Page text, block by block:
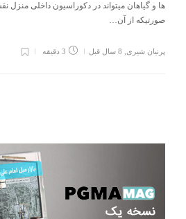
ها و گیاهان میتواند در دکوراسیون داخلی منزل
صورتیکه از آن…
پرنیان شیری 8 سال قبل 3 دقیقه